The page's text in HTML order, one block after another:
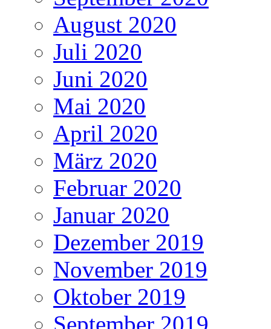
August 2020
Juli 2020
Juni 2020
Mai 2020
April 2020
März 2020
Februar 2020
Januar 2020
Dezember 2019
November 2019
Oktober 2019